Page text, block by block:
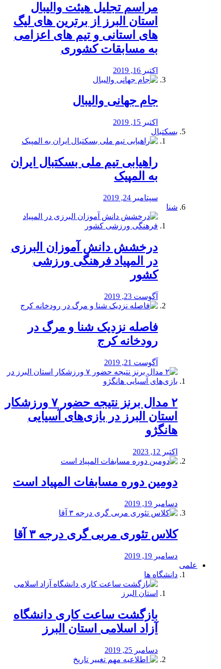
مراسم تجلیل هیئت والیبال
استان البرز از برترین های لیگ
های استانی و تیم های اعزامی
به مسابقات کشوری
اکتبر 16, 2019
جام جهانی والیبال
اکتبر 15, 2019
بسکتبال
راهیابی تیم ملی بسکتبال ایران
به المپیک
سپتامبر 24, 2019
شنا
درخشش دانش آموزان البرزی
در المپیاد فرهنگی ورزشی
کشور
آگوست 23, 2019
️فاصله نزدیک شنا و مرگ در
رودخانه کرج
آگوست 21, 2019
۲ مدال برنز نتیجه حضور ۷ ورزشکار
استان البرز در بازی‌های آسیایی
هانگژو
اکتبر 12, 2023
دومین دوره مسابفات المپیاد است
دسامبر 19, 2019
کلاس تئوری مربی گری درجه ۳ آقا
دسامبر 19, 2019
علمی
دانشگاه ها
بازگشت ساعت کاری دانشگاه
آزاد اسلامی استان البرز
دسامبر 25, 2019